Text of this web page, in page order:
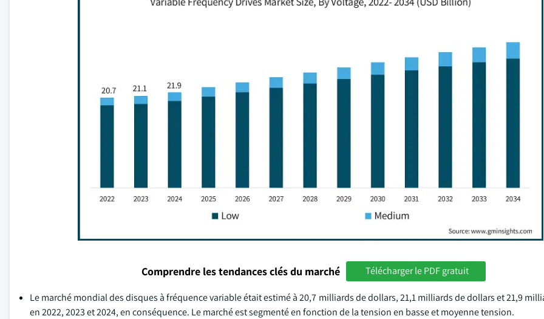
Comprendre les tendances clés du marché Télécharger le PDF gratuit
Le marché mondial des disques à fréquence variable était estimé à 20,7 milliards de dollars, 21,1 milliards de dollars et 21,9
en 2022, 2023 et 2024, en conséquence. Le marché est segmenté en fonction de la tension en basse et moyenne tension.